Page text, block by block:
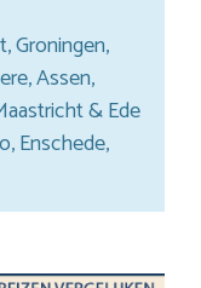
Groningen,
Assen,
& Ede
Enschede,